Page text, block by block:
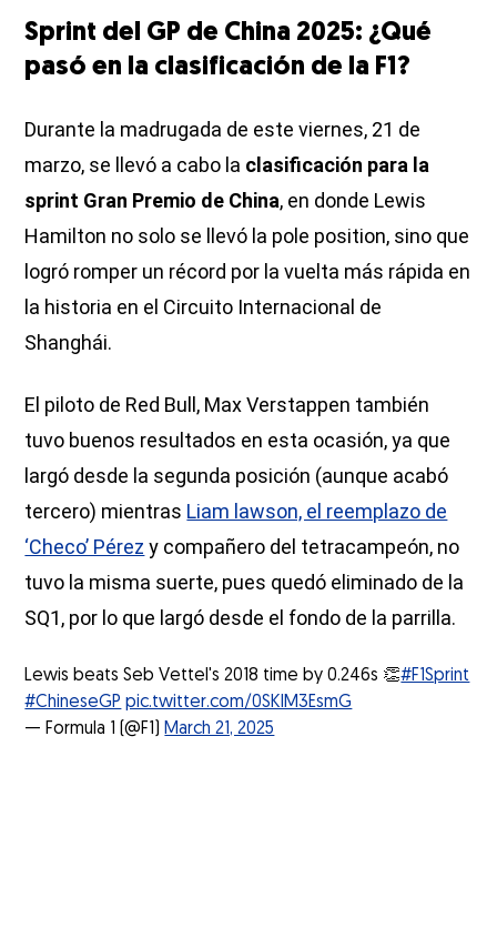
Sprint del GP de China 2025: ¿Qué
pasó en la clasificación de la F1?
Durante la madrugada de este viernes, 21 de
marzo, se llevó a cabo la clasificación para la
sprint Gran Premio de China, en donde Lewis
Hamilton no solo se llevó la pole position, sino que
logró romper un récord por la vuelta más rápida en
la historia en el Circuito Internacional de
Shanghái.
El piloto de Red Bull, Max Verstappen también
tuvo buenos resultados en esta ocasión, ya que
largó desde la segunda posición (aunque acabó
tercero) mientras Liam lawson, el reemplazo de
‘Checo’ Pérez y compañero del tetracampeón, no
tuvo la misma suerte, pues quedó eliminado de la
SQ1, por lo que largó desde el fondo de la parrilla.
Lewis beats Seb Vettel's 2018 time by 0.246s 👏#F1Sprint
#ChineseGP pic.twitter.com/0SKlM3EsmG
— Formula 1 (@F1)March 21, 2025